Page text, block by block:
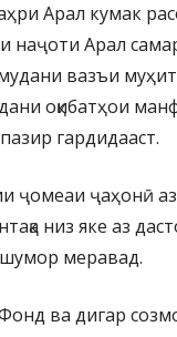
Арал кумак
Арал
вазъи
оқибатҳои
гардидааст.
ҷомеаи ҷаҳонӣ
низ яке аз
меравад.
ва дигар